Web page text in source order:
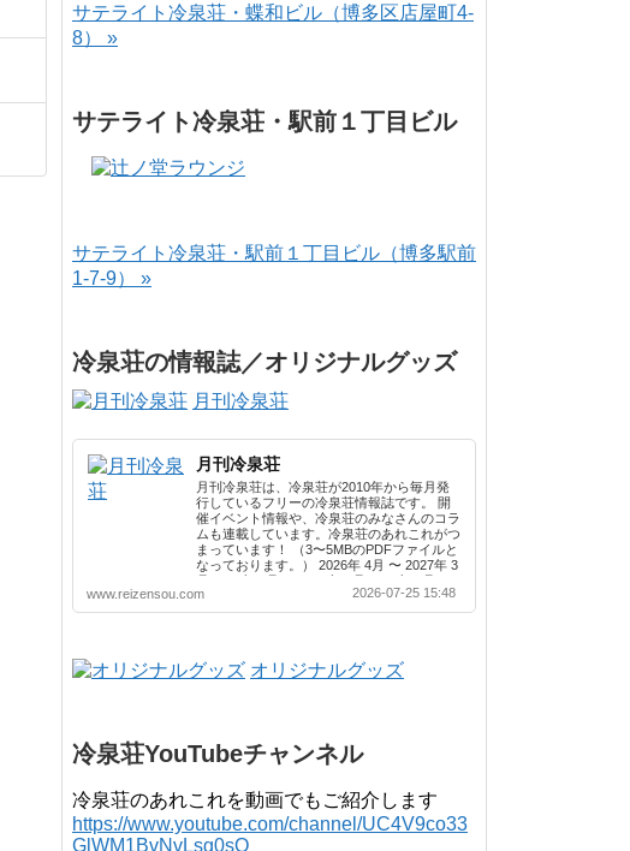
サテライト冷泉荘・蝶和ビル（博多区店屋町4-
8） »
サテライト冷泉荘・駅前１丁目ビル
サテライト冷泉荘・駅前１丁目ビル（博多駅前
1-7-9） »
冷泉荘の情報誌／オリジナルグッズ
月刊冷泉荘
月刊冷泉荘
月刊冷泉荘は、冷泉荘が2010年から毎月発
行しているフリーの冷泉荘情報誌です。 開
催イベント情報や、冷泉荘のみなさんのコラ
ムも連載しています。冷泉荘のあれこれがつ
まっています！ （3〜5MBのPDFファイルと
なっております。） 2026年 4月 〜 2027年 3
月 2025年 4月 〜 2026年 3月 2024年 4月 〜
2025年 3月 2023年 4月 〜 2024年 3月 2022
年 4月 〜 2023年 3月 2021年 4月 〜 2022年
年 4月 〜 2018年 3月 2016年 4月 〜 2017年
3月 2015年 4月 〜 2016年 3月 2014年 4月 〜
www.reizensou.com 2026-07-25 15:48
オリジナルグッズ
冷泉荘YouTubeチャンネル
冷泉荘のあれこれを動画でもご紹介します
https://www.youtube.com/channel/UC4V9co33
GlWM1BvNvLsg0sQ